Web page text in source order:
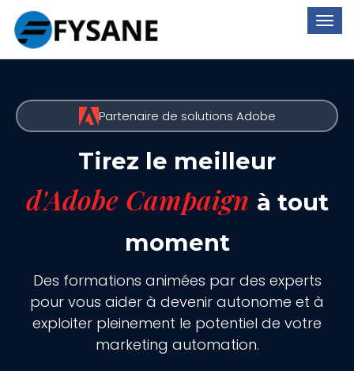
Partenaire de solutions Adobe
Tirez le meilleur
d'Adobe Campaign à tout
moment
Des formations animées par des experts
pour vous aider à devenir autonome et à
exploiter pleinement le potentiel de votre
marketing automation.